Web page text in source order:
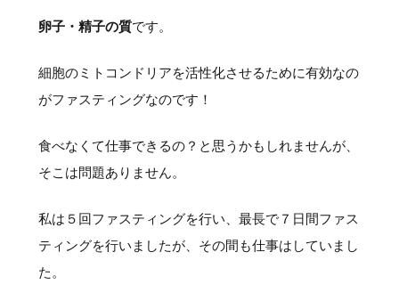
卵子・精子の質です。
細胞のミトコンドリアを活性化させるために有効なの
がファスティングなのです！
食べなくて仕事できるの？と思うかもしれませんが、
そこは問題ありません。
私は５回ファスティングを行い、最長で７日間ファス
ティングを行いましたが、その間も仕事はしていまし
た。